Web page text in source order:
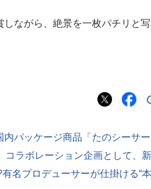
しながら、絶景を一枚パチリと
コラボレーション企画として、
名プロデューサーが仕掛ける“